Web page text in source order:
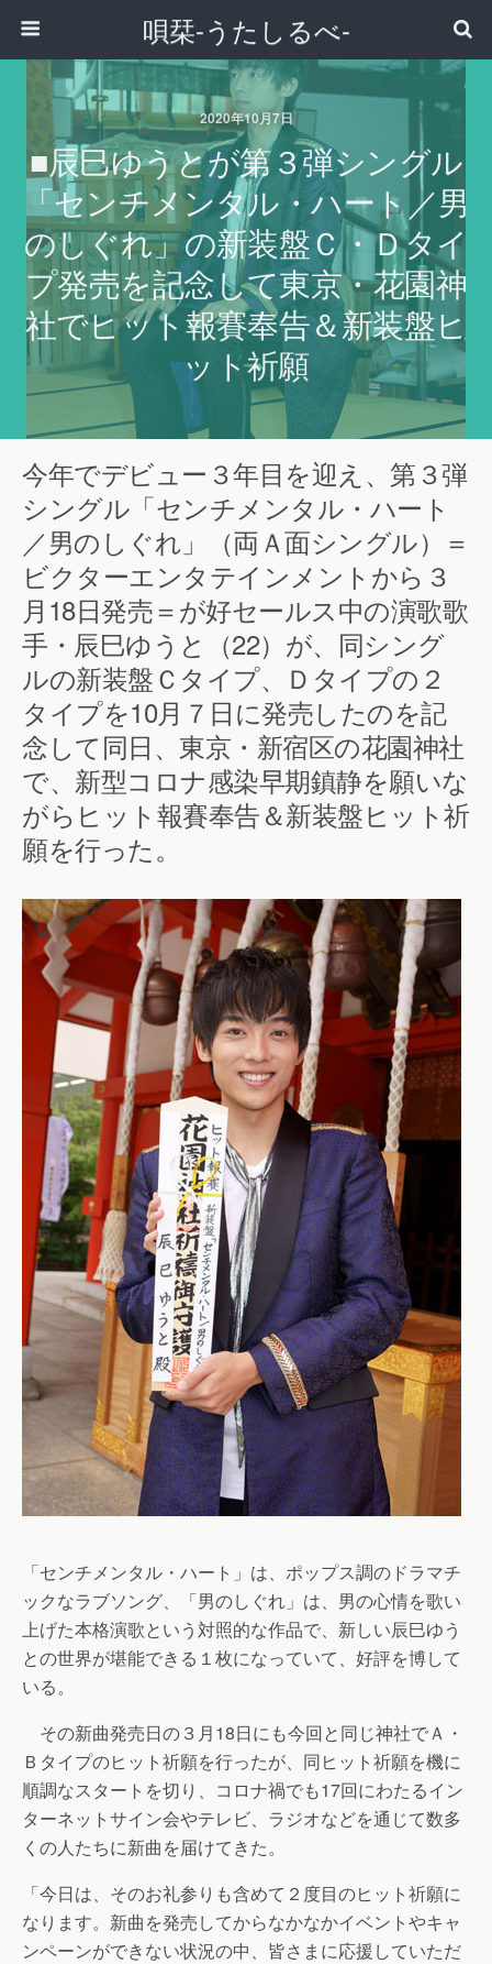
唄栞-うたしるべ-
2020年10月7日
■辰巳ゆうとが第３弾シングル
「センチメンタル・ハート／男
のしぐれ」の新装盤Ｃ・Ｄタイ
プ発売を記念して東京・花園神
社でヒット報賽奉告＆新装盤ヒ
ット祈願
今年でデビュー３年目を迎え、第３弾
シングル「センチメンタル・ハート
／男のしぐれ」（両Ａ面シングル）＝
ビクターエンタテインメントから３
月18日発売＝が好セールス中の演歌歌
手・辰巳ゆうと（22）が、同シング
ルの新装盤Ｃタイプ、Ｄタイプの２
タイプを10月７日に発売したのを記
念して同日、東京・新宿区の花園神社
で、新型コロナ感染早期鎮静を願いな
がらヒット報賽奉告＆新装盤ヒット祈
願を行った。
「センチメンタル・ハート」は、ポップス調のドラマチ
ックなラブソング、「男のしぐれ」は、男の心情を歌い
上げた本格演歌という対照的な作品で、新しい辰巳ゆう
との世界が堪能できる１枚になっていて、好評を博して
いる。
その新曲発売日の３月18日にも今回と同じ神社でＡ・
Ｂタイプのヒット祈願を行ったが、同ヒット祈願を機に
順調なスタートを切り、コロナ禍でも17回にわたるイン
ターネットサイン会やテレビ、ラジオなどを通じて数多
くの人たちに新曲を届けてきた。
「今日は、そのお礼参りも含めて２度目のヒット祈願に
なります。新曲を発売してからなかなかイベントやキャ
ンペーンができない状況の中、皆さまに応援していただ